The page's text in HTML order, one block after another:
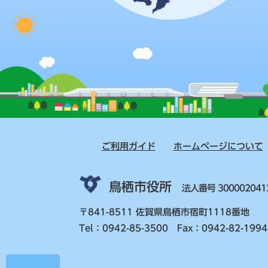
ご利用ガイド ホームページについて
鳥栖市役所 法人番号
〒841-8511 佐賀県鳥栖市宿町1118番地
Tel：0942-85-3500 Fax：0942-82-1994